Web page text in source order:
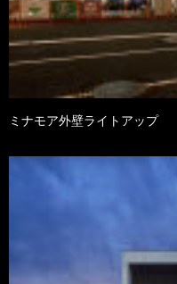
ミナモア外壁ライトアップ